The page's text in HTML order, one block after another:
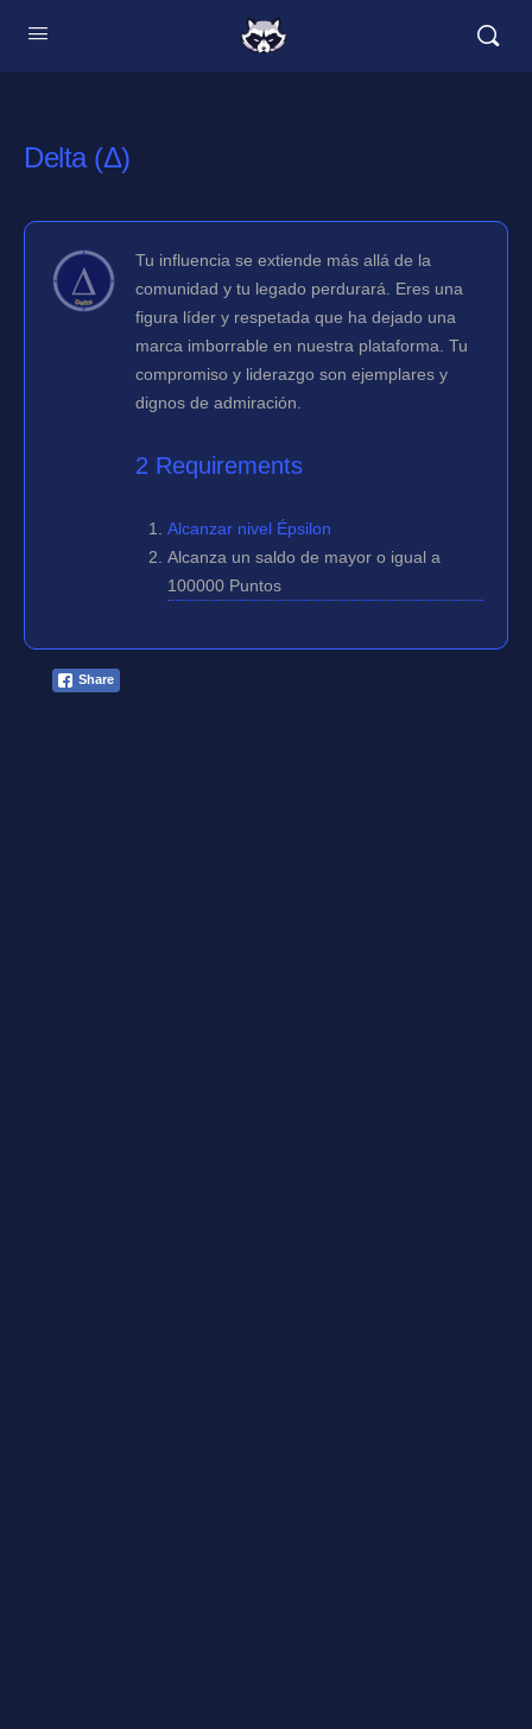
Delta (Δ)
Tu influencia se extiende más allá de la
comunidad y tu legado perdurará. Eres una
figura líder y respetada que ha dejado una
marca imborrable en nuestra plataforma. Tu
compromiso y liderazgo son ejemplares y
dignos de admiración.
2 Requirements
Alcanzar nivel Épsilon
Alcanza un saldo de mayor o igual a
100000 Puntos
Share